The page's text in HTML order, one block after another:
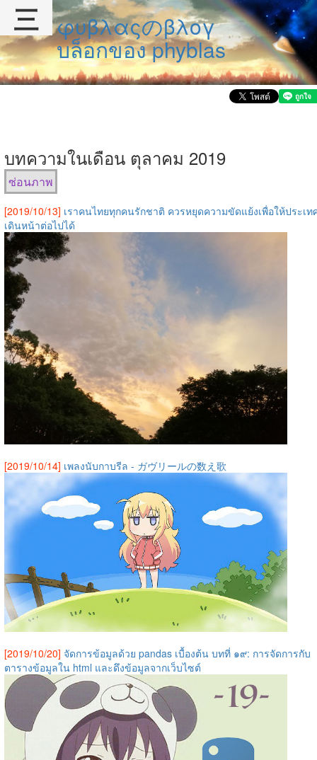
φυβλαςのβλογ
บล็อกของ phyblas
บทความในเดือน ตุลาคม 2019
ซ่อนภาพ
[2019/10/13] เราคนไทยทุกคนรักชาติ ควรหยุดความขัดแย้งเพื่อให้ประเท
เดินหน้าต่อไปได้
[2019/10/14] เพลงนับกาบรีล - ガヴリールの数え歌
[2019/10/20] จัดการข้อมูลด้วย pandas เบื้องต้น บทที่ ๑๙: การจัดการกับ
ตารางข้อมูลใน html และดึงข้อมูลจากเว็บไซต์
三